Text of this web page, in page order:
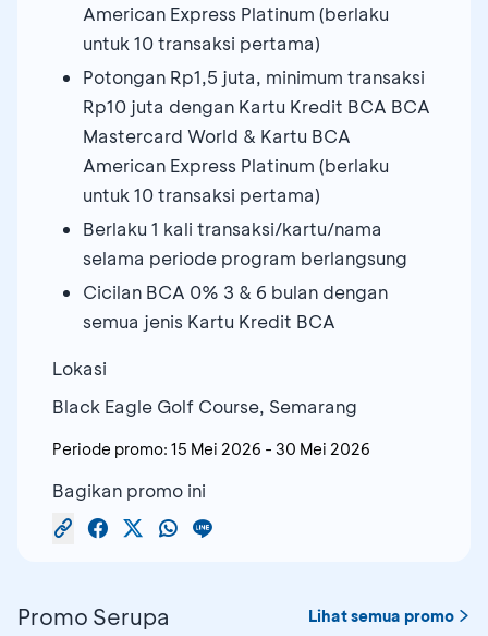
American Express Platinum (berlaku
untuk 10 transaksi pertama)
Potongan Rp1,5 juta, minimum transaksi
Rp10 juta dengan Kartu Kredit BCA BCA
Mastercard World & Kartu BCA
American Express Platinum (berlaku
untuk 10 transaksi pertama)
Berlaku 1 kali transaksi/kartu/nama
selama periode program berlangsung
Cicilan BCA 0% 3 & 6 bulan dengan
semua jenis Kartu Kredit BCA
Lokasi
Black Eagle Golf Course, Semarang
Periode promo: 15 Mei 2026 - 30 Mei 2026
Bagikan promo ini
Promo Serupa Lihat semua promo